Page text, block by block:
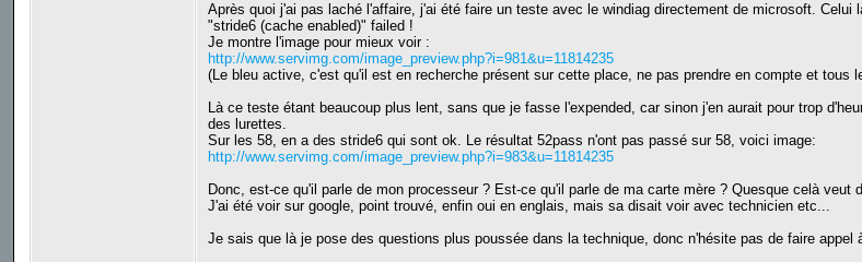
Après quoi j'ai pas laché l'affaire, j'ai été faire un teste avec le windiag directement de microsoft.
"stride6 (cache enabled)" failed !
Je montre l'image pour mieux voir :
http://www.servimg.com/image_preview.php?i=981&u=11814235
(Le bleu active, c'est qu'il est en recherche présent sur cette place, ne pas prendre en compte et tous
Là ce teste étant beaucoup plus lent, sans que je fasse l'expended, car sinon j'en aurait pour trop
des lurettes.
Sur les 58, en a des stride6 qui sont ok. Le résultat 52pass n'ont pas passé sur 58, voici image:
http://www.servimg.com/image_preview.php?i=983&u=11814235
Donc, est-ce qu'il parle de mon processeur ? Est-ce qu'il parle de ma carte mère ? Quesque celà veut
J'ai été voir sur google, point trouvé, enfin oui en englais, mais sa disait voir avec technicien etc...
Je sais que là je pose des questions plus poussée dans la technique, donc n'hésite pas de faire appel